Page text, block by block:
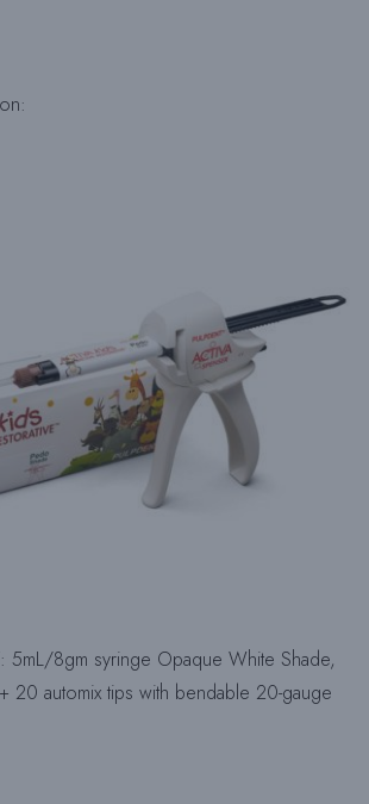
5mL/8gm syringe Opaque White Shade,
+ 20 automix tips with bendable 20-gauge